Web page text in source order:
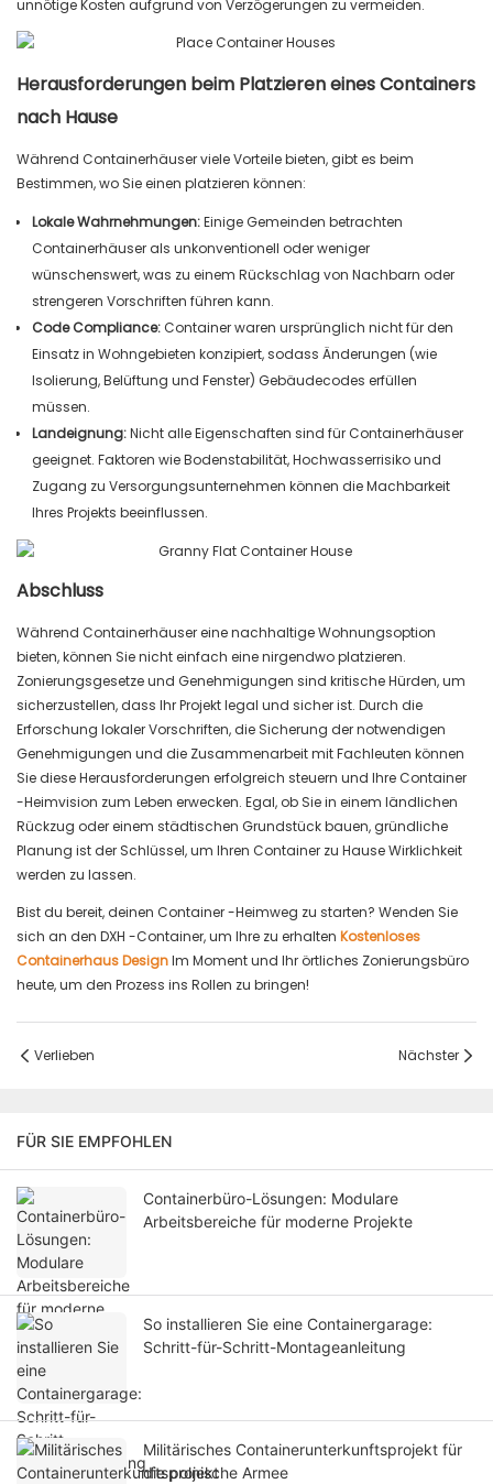
unnötige Kosten aufgrund von Verzögerungen zu vermeiden.
Herausforderungen beim Platzieren eines Containers
nach Hause
Während Containerhäuser viele Vorteile bieten, gibt es beim
Bestimmen, wo Sie einen platzieren können:
Lokale Wahrnehmungen:Einige Gemeinden betrachten
Containerhäuser als unkonventionell oder weniger
wünschenswert, was zu einem Rückschlag von Nachbarn oder
strengeren Vorschriften führen kann.
Code Compliance:Container waren ursprünglich nicht für den
Einsatz in Wohngebieten konzipiert, sodass Änderungen (wie
Isolierung, Belüftung und Fenster) Gebäudecodes erfüllen
müssen.
Landeignung:Nicht alle Eigenschaften sind für Containerhäuser
geeignet. Faktoren wie Bodenstabilität, Hochwasserrisiko und
Zugang zu Versorgungsunternehmen können die Machbarkeit
Ihres Projekts beeinflussen.
Abschluss
Während Containerhäuser eine nachhaltige Wohnungsoption
bieten, können Sie nicht einfach eine nirgendwo platzieren.
Zonierungsgesetze und Genehmigungen sind kritische Hürden, um
sicherzustellen, dass Ihr Projekt legal und sicher ist. Durch die
Erforschung lokaler Vorschriften, die Sicherung der notwendigen
Genehmigungen und die Zusammenarbeit mit Fachleuten können
Sie diese Herausforderungen erfolgreich steuern und Ihre Container
-Heimvision zum Leben erwecken. Egal, ob Sie in einem ländlichen
Rückzug oder einem städtischen Grundstück bauen, gründliche
Planung ist der Schlüssel, um Ihren Container zu Hause Wirklichkeit
werden zu lassen.
Bist du bereit, deinen Container -Heimweg zu starten? Wenden Sie
sich an den DXH -Container, um Ihre zu erhalten Kostenloses
Containerhaus DesignIm Moment und Ihr örtliches Zonierungsbüro
heute, um den Prozess ins Rollen zu bringen!
Verlieben Nächster
FÜR SIE EMPFOHLEN
Containerbüro-Lösungen: Modulare
Arbeitsbereiche für moderne Projekte
So installieren Sie eine Containergarage:
Schritt-für-Schritt-Montageanleitung
Militärisches Containerunterkunftsprojekt für
die polnische Armee